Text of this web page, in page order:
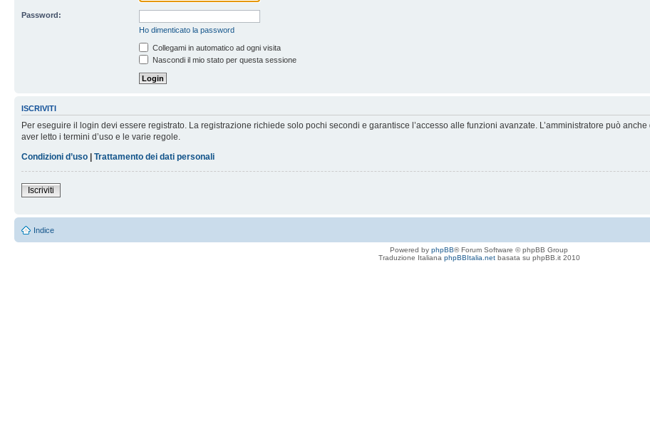
Password:
Ho dimenticato la password
Collegami in automatico ad ogni visita
Nascondi il mio stato per questa sessione
ISCRIVITI
Per eseguire il login devi essere registrato. La registrazione richiede solo pochi secondi e garantisce l’accesso alle funzioni avanzate. L’amministratore può
aver letto i termini d’uso e le varie regole.
Condizioni d’uso | Trattamento dei dati personali
Iscriviti
Indice
Powered by phpBB® Forum Software © phpBB Group
Traduzione Italiana phpBBItalia.netbasata su phpBB.it 2010